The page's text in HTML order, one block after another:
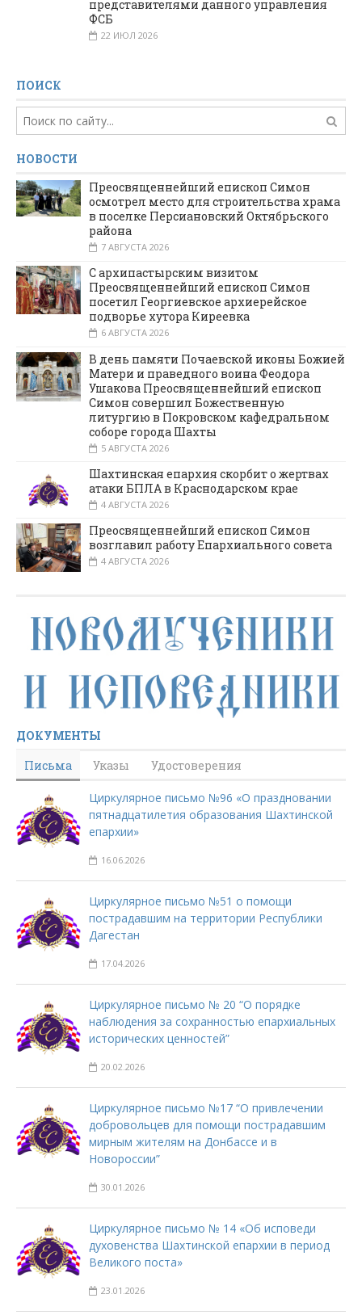
представителями данного управления
ФСБ
22 ИЮЛ 2026
ПОИСК
НОВОСТИ
Преосвященнейший епископ Симон
осмотрел место для строительства храма
в поселке Персиановский Октябрьского
района
7 АВГУСТА 2026
С архипастырским визитом
Преосвященнейший епископ Симон
посетил Георгиевское архиерейское
подворье хутора Киреевка
6 АВГУСТА 2026
В день памяти Почаевской иконы Божией
Матери и праведного воина Феодора
Ушакова Преосвященнейший епископ
Симон совершил Божественную
литургию в Покровском кафедральном
соборе города Шахты
5 АВГУСТА 2026
Шахтинская епархия скорбит о жертвах
атаки БПЛА в Краснодарском крае
4 АВГУСТА 2026
Преосвященнейший епископ Симон
возглавил работу Епархиального совета
4 АВГУСТА 2026
ДОКУМЕНТЫ
Письма
Указы Удостоверения
Циркулярное письмо №96 «О праздновании
пятнадцатилетия образования Шахтинской
епархии»
16.06.2026
Циркулярное письмо №51 о помощи
пострадавшим на территории Республики
Дагестан
17.04.2026
Циркулярное письмо № 20 “О порядке
наблюдения за сохранностью епархиальных
исторических ценностей”
20.02.2026
Циркулярное письмо №17 “О привлечении
добровольцев для помощи пострадавшим
мирным жителям на Донбассе и в
Новороссии”
30.01.2026
Циркулярное письмо № 14 «Об исповеди
духовенства Шахтинской епархии в период
Великого поста»
23.01.2026